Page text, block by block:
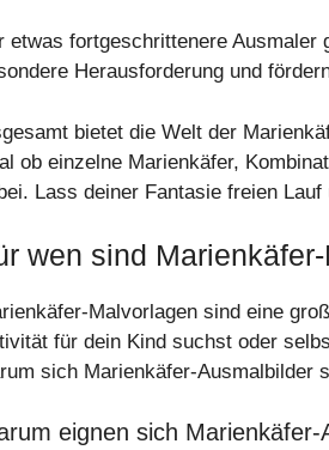
etwas fortgeschrittenere
Herausforderung und
bietet die Welt der
ob einzelne Marienkäfer,
Lass deiner Fantasie freien
wen sind
Malvorlagen sind eine
für dein Kind suchst oder
sich Marienkäfer-Ausmalbilder
eignen sich